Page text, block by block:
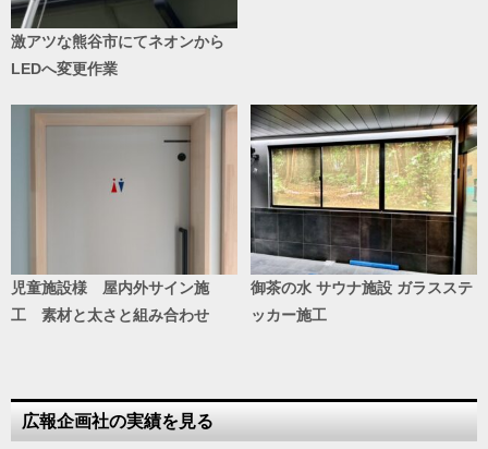
激アツな熊谷市にてネオンから
LEDへ変更作業
児童施設様 屋内外サイン施
工 素材と太さと組み合わせ
御茶の水 サウナ施設 ガラスステ
ッカー施工
広報企画社の実績を見る